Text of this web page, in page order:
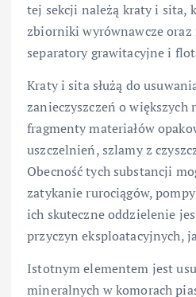
tej sekcji należą kraty i sita,
zbiorniki wyrównawcze oraz
separatory grawitacyjne i
Kraty i sita służą do
zanieczyszczeń o większych
fragmenty materiałów
uszczelnień, szlamy z
Obecność tych substancji
zatykanie rurociągów,
ich skuteczne oddzielenie
przyczyn eksploatacyjnych,
Istotnym elementem jest
mineralnych w komorach